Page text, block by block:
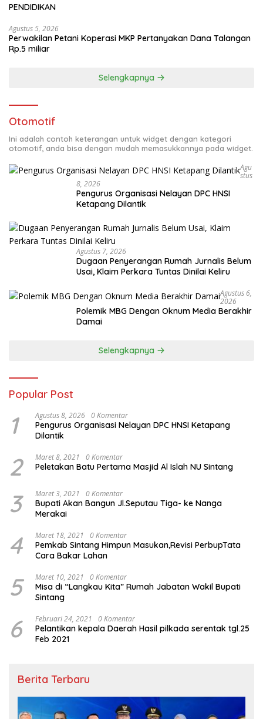
PENDIDIKAN
Agustus 5, 2026
Perwakilan Petani Koperasi MKP Pertanyakan Dana Talangan
Rp.5 miliar
Selengkapnya
Otomotif
Ini adalah contoh keterangan untuk widget dengan kategori
otomotif, anda bisa dengan mudah memasukkannya pada widget.
Agu
Stus
8, 2026
Pengurus Organisasi Nelayan DPC HNSI
Ketapang Dilantik
Agustus 7, 2026
Dugaan Penyerangan Rumah Jurnalis Belum
Usai, Klaim Perkara Tuntas Dinilai Keliru
Agustus 6,
2026
Polemik MBG Dengan Oknum Media Berakhir
Damai
Selengkapnya
Popular Post
1 Agustus 8, 2026 0 Komentar
Pengurus Organisasi Nelayan DPC HNSI Ketapang
Dilantik
2 Maret 8, 2021 0 Komentar
Peletakan Batu Pertama Masjid Al Islah NU Sintang
3 Maret 3, 2021 0 Komentar
Bupati Akan Bangun Jl.Seputau Tiga- ke Nanga
Merakai
4 Maret 18, 2021 0 Komentar
Pemkab Sintang Himpun Masukan,Revisi PerbupTata
Cara Bakar Lahan
5 Maret 10, 2021 0 Komentar
Misa di “Langkau Kita” Rumah Jabatan Wakil Bupati
Sintang
6 Februari 24, 2021 0 Komentar
Pelantikan kepala Daerah Hasil pilkada serentak tgl.25
Feb 2021
Berita Terbaru